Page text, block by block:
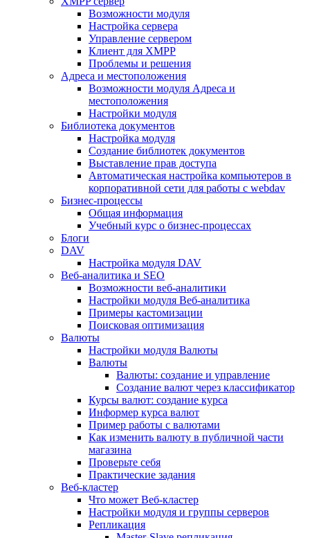
Возможности модуля
Настройка сервера
Управление сервером
Клиент для XMPP
Проблемы и решения
Адреса и местоположения
Возможности модуля Адреса и
местоположения
Настройки модуля
Библиотека документов
Настройка модуля
Создание библиотек документов
Выставление прав доступа
Автоматическая настройка компьютеров в
корпоративной сети для работы с webdav
Бизнес-процессы
Общая информация
Учебный курс о бизнес-процессах
Блоги
DAV
Настройка модуля DAV
Веб-аналитика и SEO
Возможности веб-аналитики
Настройки модуля Веб-аналитика
Примеры кастомизации
Поисковая оптимизация
Валюты
Настройки модуля Валюты
Валюты
Валюты: создание и управление
Создание валют через классификатор
Курсы валют: создание курса
Информер курса валют
Пример работы с валютами
Как изменить валюту в публичной части
магазина
Проверьте себя
Практические задания
Веб-кластер
Что может Веб-кластер
Настройки модуля и группы серверов
Репликация